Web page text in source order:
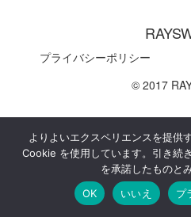
プライバシーポリシー
© 2017
ホーム 検索
よりよいエクスペリエンスを提供
Cookie を使用しています。引き続
を承諾したものと
OK
いいえ プ